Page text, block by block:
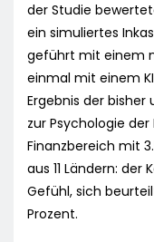
der Studie
ein simuliertes
geführt mit einem
einmal mit einem
Ergebnis der
zur Psychologie
Finanzbereich mit
aus 11 Ländern:
Gefühl, sich
Prozent.